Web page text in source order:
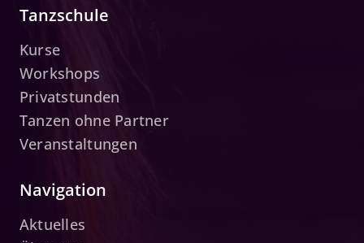
Tanzschule
Kurse
Workshops
Privatstunden
Tanzen ohne Partner
Veranstaltungen
Navigation
Aktuelles